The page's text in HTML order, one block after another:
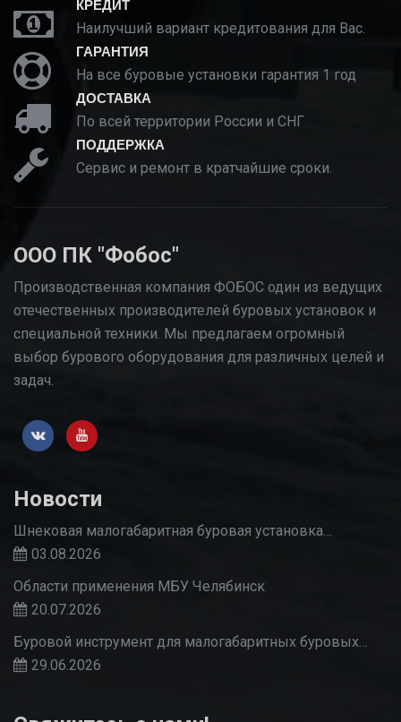
КРЕДИТ
Наилучший вариант кредитования для Вас.
ГАРАНТИЯ
На все буровые установки гарантия 1 год
ДОСТАВКА
По всей территории России и СНГ
ПОДДЕРЖКА
Сервис и ремонт в кратчайшие сроки.
ООО ПК "Фобос"
Производственная компания ФОБОС один из ведущих
отечественных производителей буровых установок и
специальной техники. Мы предлагаем огромный
выбор бурового оборудования для различных целей и
задач.
Новости
Шнековая малогабаритная буровая установка…
03.08.2026
Области применения МБУ Челябинск
20.07.2026
Буровой инструмент для малогабаритных буровых…
29.06.2026